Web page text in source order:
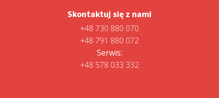
Skontaktuj się z nami
+48 730 880 070
+48 791 880 072
Serwis:
+48 578 033 332